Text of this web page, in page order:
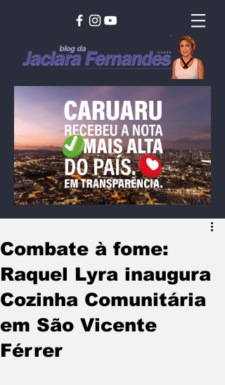
Combate à fome:
Raquel Lyra inaugura
Cozinha Comunitária
em São Vicente
Férrer